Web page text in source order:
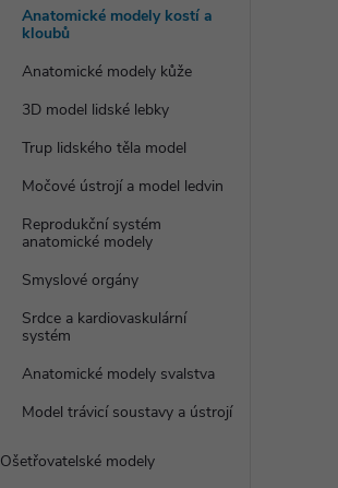
Anatomické modely kostí a
kloubů
Anatomické modely kůže
3D model lidské lebky
Trup lidského těla model
Močové ústrojí a model ledvin
Reprodukční systém
anatomické modely
Smyslové orgány
Srdce a kardiovaskulární
systém
Anatomické modely svalstva
Model trávicí soustavy a ústrojí
Ošetřovatelské modely